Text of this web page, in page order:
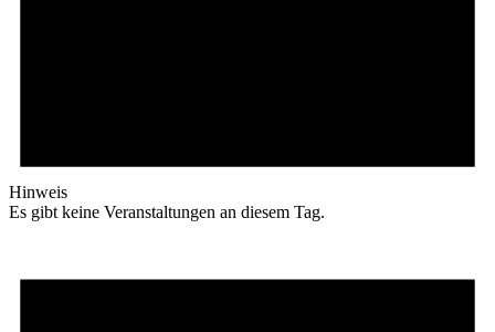
Hinweis
Es gibt keine Veranstaltungen an diesem Tag.